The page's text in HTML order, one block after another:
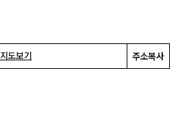
지도보기 주소복사